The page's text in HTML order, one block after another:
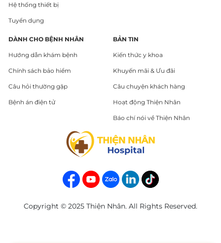
Hệ thống thiết bị
Tuyển dụng
DÀNH CHO BỆNH NHÂN
Hướng dẫn khám bệnh
Chính sách bảo hiểm
Câu hỏi thường gặp
Bệnh án điện tử
BẢN TIN
Kiến thức y khoa
Khuyến mãi & Ưu đãi
Câu chuyện khách hàng
Hoạt động Thiện Nhân
Báo chí nói về Thiện Nhân
Copyright © 2025 Thiện Nhân. All Rights Reserved.